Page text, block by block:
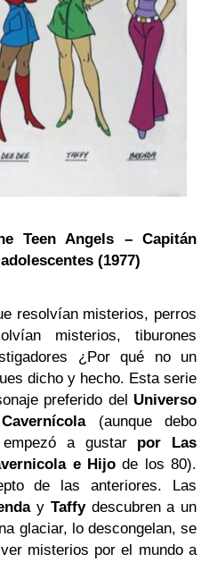
Teen Angels – Capitán
(1977)
resolvían misterios, perros
misterios, tiburones
¿Por qué no un
dicho y hecho. Esta serie
preferido del Universo
(aunque debo
a gustar por Las
e Hijode los 80).
de las anteriores. Las
y Taffy descubren a un
glaciar, lo descongelan, se
misterios por el mundo a